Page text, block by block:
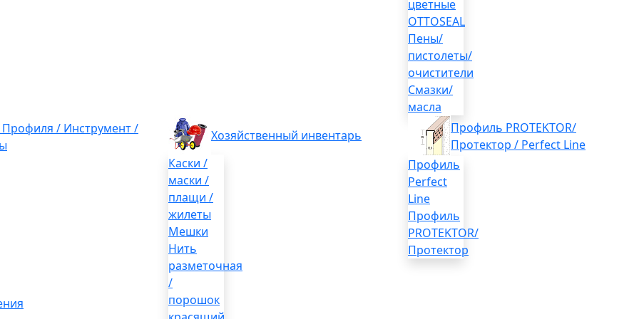
цветные
OTTOSEAL
Пены/
пистолеты/
очистители
Смазки/
масла
Профиля / Инструмент /
Хозяйственный инвентарь
Каски /
маски /
плащи /
жилеты
Мешки
Нить
разметочная
/
порошок
Профиль PROTEKTOR/
Протектор / Perfect Line
Профиль
Perfect
Line
Профиль
PROTEKTOR/
Протектор